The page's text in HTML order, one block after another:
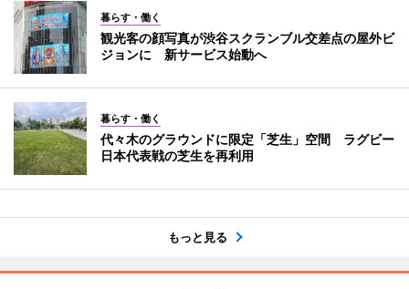
暮らす・働く
観光客の顔写真が渋谷スクランブル交差点の屋外ビ
ジョンに 新サービス始動へ
暮らす・働く
代々木のグラウンドに限定「芝生」空間 ラグビー
日本代表戦の芝生を再利用
もっと見る